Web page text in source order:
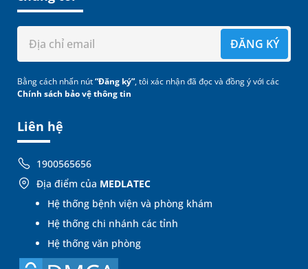
Liên hệ
1900565656
Địa điểm của MEDLATEC
Hệ thống bệnh viện và phòng khám
Hệ thống chi nhánh các tỉnh
Hệ thống văn phòng
ĐĂNG KÝ
Bằng cách nhấn nút“Đăng ký”, tôi xác nhận đã đọc và đồng ý với các
Chính sách bảo vệ thông tin